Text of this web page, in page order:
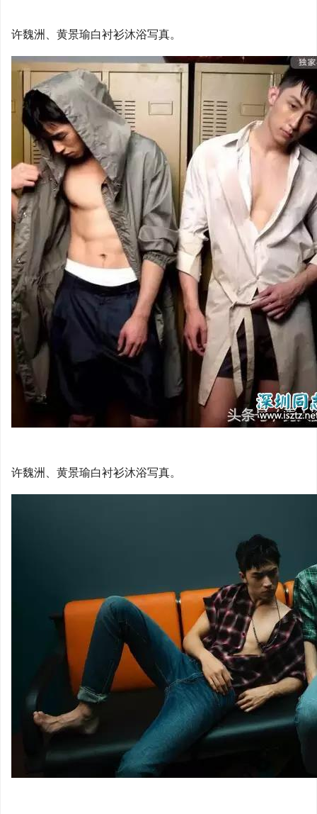
许魏洲、黄景瑜白衬衫沐浴写真。
许魏洲、黄景瑜白衬衫沐浴写真。